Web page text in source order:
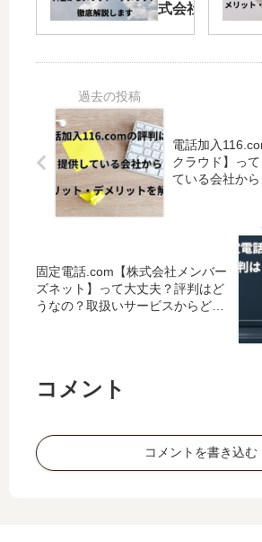
「ワ
固定
の提
供を
開始
しま
す。
料金
ッ
ト・
式会社
料金から提
会社まで、
徹底検証し
ます。
電話加入
クラウド】っ
ている会社か
固定電話.com【株式会社メンバー
ズネット】って大丈夫？評判はど
うなの？取扱いサービスからどの
コメント
コメントを書き込む